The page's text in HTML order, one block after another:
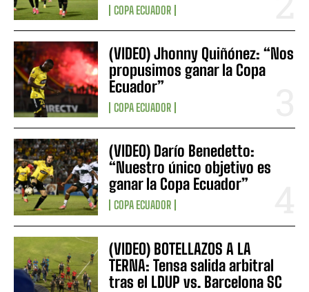
COPA ECUADOR
(VIDEO) Jhonny Quiñónez: “Nos
propusimos ganar la Copa
Ecuador”
COPA ECUADOR
(VIDEO) Darío Benedetto:
“Nuestro único objetivo es
ganar la Copa Ecuador”
COPA ECUADOR
(VIDEO) BOTELLAZOS A LA
TERNA: Tensa salida arbitral
tras el LDUP vs. Barcelona SC